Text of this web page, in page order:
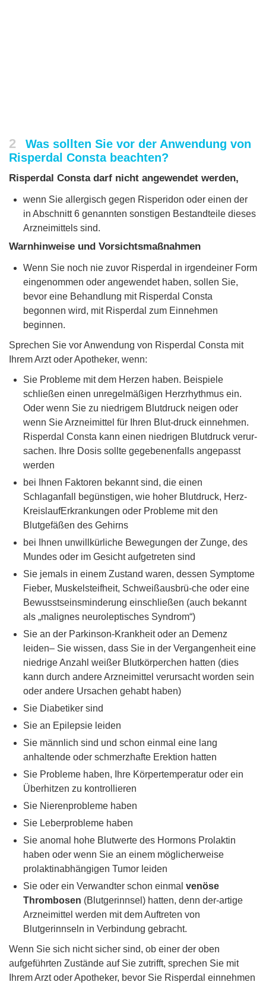
2
Was sollten Sie vor der Anwendung von
Risperdal Consta beachten?
Risperdal Consta darf nicht angewendet werden,
wenn Sie allergisch gegen Risperidon oder einen der
in Abschnitt 6 genannten sonstigen Bestandteile dieses
Arzneimittels sind.
Warnhinweise und Vorsichtsmaßnahmen
Wenn Sie noch nie zuvor Risperdal in irgendeiner Form
eingenommen oder angewendet haben, sollen Sie,
bevor eine Behandlung mit Risperdal Consta
begonnen wird, mit Risperdal zum Einnehmen
beginnen.
Sprechen Sie vor Anwendung von Risperdal Consta mit
Ihrem Arzt oder Apotheker, wenn:
Sie Probleme mit dem Herzen haben. Beispiele
schließen einen unregelmäßigen Herzrhythmus ein.
Oder wenn Sie zu niedrigem Blutdruck neigen oder
wenn Sie Arzneimittel für Ihren Blut-druck einnehmen.
Risperdal Consta kann einen niedrigen Blutdruck verur-
sachen. Ihre Dosis sollte gegebenenfalls angepasst
werden
bei Ihnen Faktoren bekannt sind, die einen
Schlaganfall begünstigen, wie hoher Blutdruck, Herz-
KreislaufErkrankungen oder Probleme mit den
Blutgefäßen des Gehirns
bei Ihnen unwillkürliche Bewegungen der Zunge, des
Mundes oder im Gesicht aufgetreten sind
Sie jemals in einem Zustand waren, dessen Symptome
Fieber, Muskelsteifheit, Schweißausbrü-che oder eine
Bewusstseinsminderung einschließen (auch bekannt
als „malignes neuroleptisches Syndrom“)
Sie an der Parkinson-Krankheit oder an Demenz
leiden– Sie wissen, dass Sie in der Vergangenheit eine
niedrige Anzahl weißer Blutkörperchen hatten (dies
kann durch andere Arzneimittel verursacht worden sein
oder andere Ursachen gehabt haben)
Sie Diabetiker sind
Sie an Epilepsie leiden
Sie männlich sind und schon einmal eine lang
anhaltende oder schmerzhafte Erektion hatten
Sie Probleme haben, Ihre Körpertemperatur oder ein
Überhitzen zu kontrollieren
Sie Nierenprobleme haben
Sie Leberprobleme haben
Sie anomal hohe Blutwerte des Hormons Prolaktin
haben oder wenn Sie an einem möglicherweise
prolaktinabhängigen Tumor leiden
Sie oder ein Verwandter schon einmal venöse
Thrombosen (Blutgerinnsel) hatten, denn der-artige
Arzneimittel werden mit dem Auftreten von
Blutgerinnseln in Verbindung gebracht.
Wenn Sie sich nicht sicher sind, ob einer der oben
aufgeführten Zustände auf Sie zutrifft, sprechen Sie mit
Ihrem Arzt oder Apotheker, bevor Sie Risperdal einnehmen